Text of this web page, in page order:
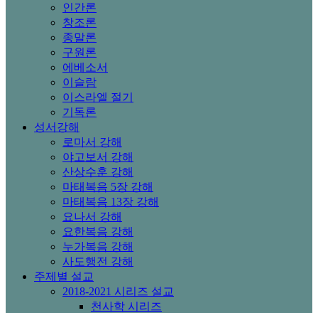
인간론
창조론
종말론
구원론
에베소서
이슬람
이스라엘 절기
기독론
성서강해
로마서 강해
야고보서 강해
산상수훈 강해
마태복음 5장 강해
마태복음 13장 강해
요나서 강해
요한복음 강해
누가복음 강해
사도행전 강해
주제별 설교
2018-2021 시리즈 설교
천사학 시리즈